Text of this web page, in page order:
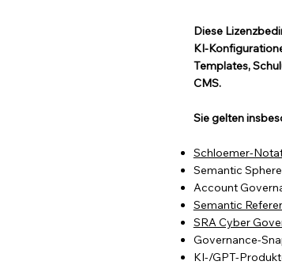
Diese
KI-
Templates,
CMS.
Sie gelten
Schloemer-
Semantic
Account
Semantic
SRA Cyber
Governance-
KI-/GPT-